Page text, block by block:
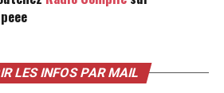
LES INFOS PAR MAIL